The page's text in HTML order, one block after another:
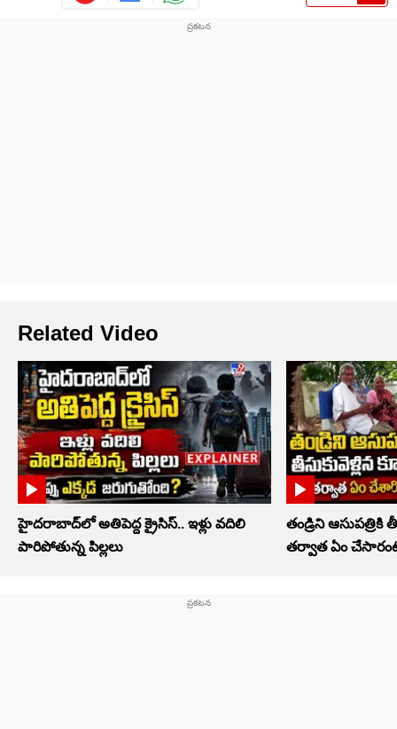
Related Video
హైదరాబాద్‌లో అతిపెద్ద క్రైసిస్.. ఇళ్లు వదిలి
పారిపోతున్న పిల్లలు
తండ్రిని ఆసుపత్రికి
తర్వాత ఏం